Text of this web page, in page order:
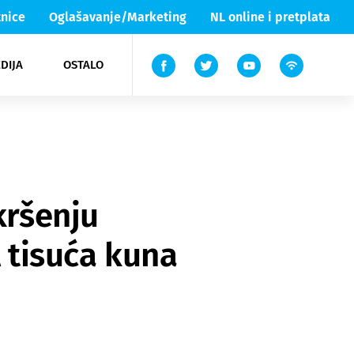
Oglašavanje/Marketing NL online i pretplata
OSTALO
Lika & Senj
TV
kuna